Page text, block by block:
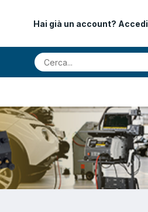
Hai già un account? Accedi